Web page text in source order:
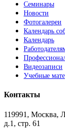
Семинары
Новости
Фотогалереи
Календарь
Календарь
Видеозаписи
Учебные
Контакты
119991, Москва,
д.1, стр. 61